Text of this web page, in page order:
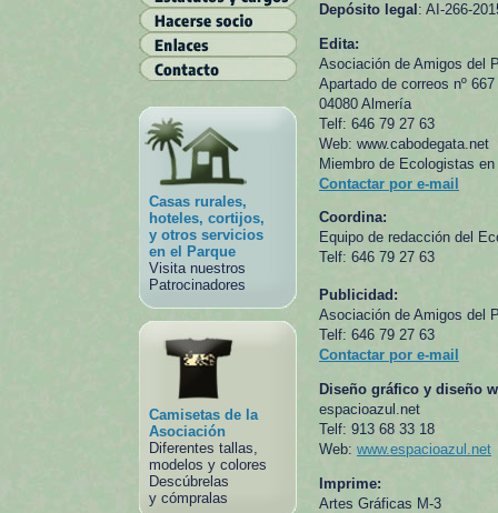
Casas rurales,
hoteles, cortijos,
y otros servicios
en el Parque
Visita nuestros
Patrocinadores
Camisetas de la
Asociación
Diferentes tallas,
modelos y colores
Descúbrelas
y cómpralas
Depósito legal : AI-266-
Edita:
Asociación de Amigos del
Apartado de correos nº 667
04080 Almería
Telf: 646 79 27 63
Web: www.cabodegata.net
Miembro de Ecologistas
Contactar por e-mail
Coordina:
Equipo de redacción del
Telf: 646 79 27 63
Publicidad:
Asociación de Amigos del
Telf: 646 79 27 63
Contactar por e-mail
Diseño gráfico y diseño
espacioazul.net
Telf: 913 68 33 18
Web: www.espacioazul.net
Imprime:
Artes Gráficas M-3